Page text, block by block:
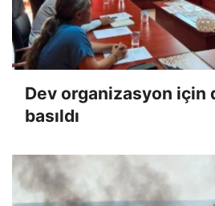
Dev organizasyon için
basıldı